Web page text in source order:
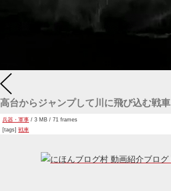
高台からジャンプして川に飛び込む戦車
兵器・軍事 / 3 MB / 71 frames
[tags] 戦車